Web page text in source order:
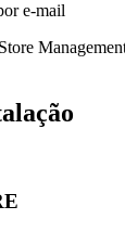
e-mail